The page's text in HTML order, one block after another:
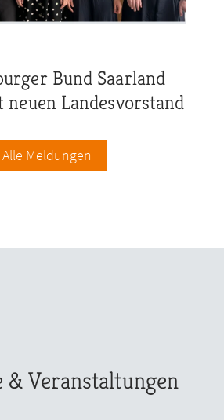
Bund Saarland
neuen Landesvorstand
Alle Meldungen
& Veranstaltungen